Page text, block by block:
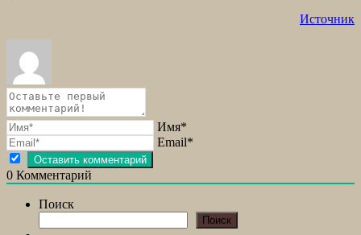
Источник
Имя*
Email*
0 Комментарий
Поиск
Поиск